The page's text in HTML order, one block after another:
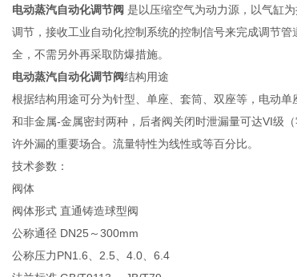
电动蒸汽自动化调节阀 是以压缩空气为动力源，以气缸
调节，接收工业自动化控制系统的控制信号来完成调节
全，不需另外再采取防爆措施。
电动蒸汽自动化调节阀结构用途
根据结构用途可分为针型、单座、套筒、双座等，电动
和非金属-金属密封两种，后者阀关闭时泄漏量可达VI级
许外漏的重要场合。流量特性为线性或等百分比。
技术参数：
阀体
阀体形式 直通铸造球型阀
公称通径 DN25～300mm
公称压力PN1.6、2.5、4.0、6.4